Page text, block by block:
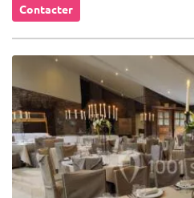
Contacter